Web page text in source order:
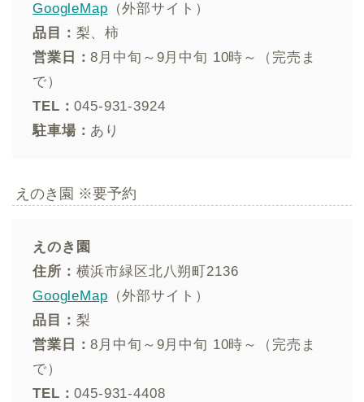
GoogleMap （外部サイト）
品目： 梨、柿
営業日：8月中旬～9月中旬 10時～（完売ま
で）
TEL：045-931-3924
駐車場： あり
えのき園 ※要予約
えのき園
住所： 横浜市緑区北八朔町2136
GoogleMap （外部サイト）
品目： 梨
営業日：8月中旬～9月中旬 10時～（完売ま
で）
TEL：045-931-4408